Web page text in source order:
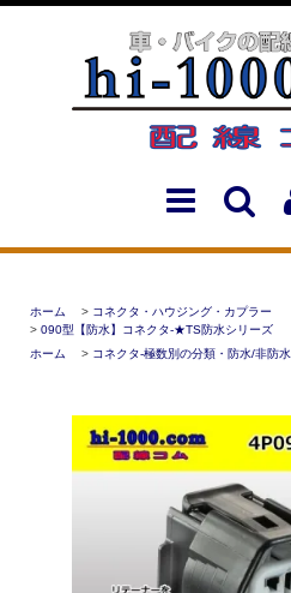
ホーム > コネクタ・ハウジング・カプラー
> 090型【防水】コネクタ-★TS防水シリーズ
ホーム
> コネクタ-極数別の分類・防水/非防水